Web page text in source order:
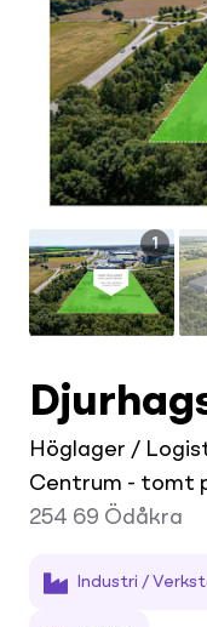
1
Höglager /
Centrum - tomt
254 69 Ödåkra
Industri /